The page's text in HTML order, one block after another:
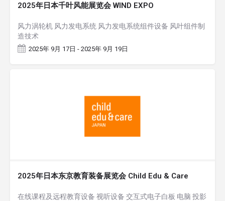
2025年日本千叶风能展览会 WIND EXPO
风力涡轮机 风力发电系统 风力发电系统组件设备 风叶组件制
造技术
2025年 9月 17日 - 2025年 9月 19日
2025年日本东京教育装备展览会 Child Edu & Care
在线课程及远程教育设备 视听设备 交互式电子白板 电脑 投影